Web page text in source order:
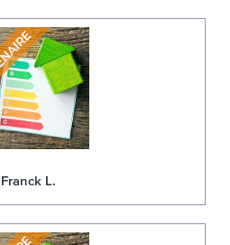
Franck L.